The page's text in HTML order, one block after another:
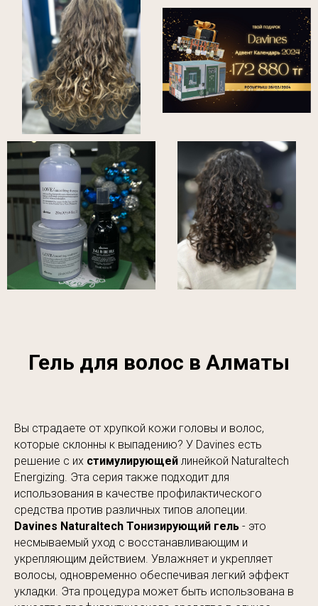
Гель для волос в Алматы
Вы страдаете от хрупкой кожи головы и волос,
которые склонны к выпадению? У Davines есть
решение с их стимулирующей линейкой Naturaltech
Energizing. Эта серия также подходит для
использования в качестве профилактического
средства против различных типов алопеции.
Davines Naturaltech Тонизирующий гель - это
несмываемый уход с восстанавливающим и
укрепляющим действием. Увлажняет и укрепляет
волосы, одновременно обеспечивая легкий эффект
укладки. Эта процедура может быть использована в